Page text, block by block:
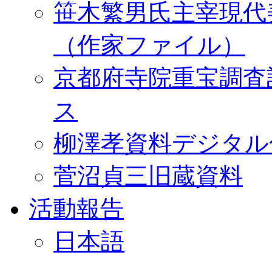
笹木繁男氏主宰現
（作家ファイル）
京都府寺院重宝調
ス
柳澤孝資料デジタ
菅沼貞三旧蔵資料
活動報告
日本語